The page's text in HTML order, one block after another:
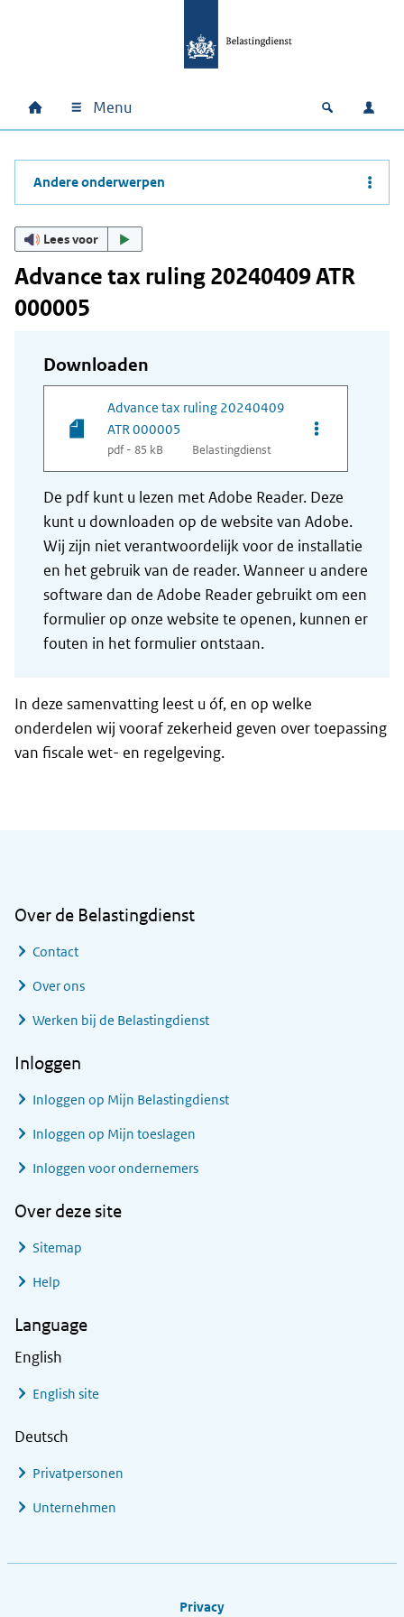
Hoofdnavigatie
Home Menu Open
Andere onderwerpen
Lees voor
Advance tax ruling 20240409 ATR
000005
Downloaden
Advance tax ruling 20240409
ATR 000005
pdf - 85 kB Belastingdienst
Opties van
De pdf kunt u lezen met Adobe Reader. Deze
kunt u downloaden op de website van Adobe.
Wij zijn niet verantwoordelijk voor de installatie
en het gebruik van de reader. Wanneer u andere
software dan de Adobe Reader gebruikt om een
formulier op onze website te openen, kunnen er
fouten in het formulier ontstaan.
In deze samenvatting leest u óf, en op welke
onderdelen wij vooraf zekerheid geven over toepassing
van fiscale wet- en regelgeving.
Over de Belastingdienst
Contact
Over ons
Werken bij de Belastingdienst
Inloggen
Inloggen op Mijn Belastingdienst
Inloggen op Mijn toeslagen
Inloggen voor ondernemers
Over deze site
Sitemap
Help
Language
English
English site
Deutsch
Privatpersonen
Unternehmen
Privacy